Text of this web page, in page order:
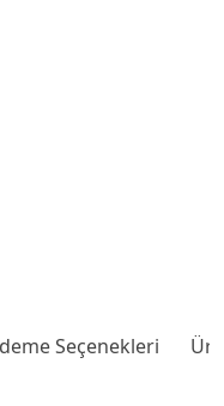
Seçenekleri